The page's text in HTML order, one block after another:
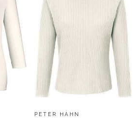
PETER HAHN